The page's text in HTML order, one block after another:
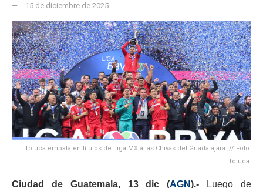
15 de diciembre de 2025
Toluca empata en títulos de Liga MX a las Chivas del Guadalajara. // Foto:
Toluca.
Ciudad de Guatemala, 13 dic (AGN).-
Luego de